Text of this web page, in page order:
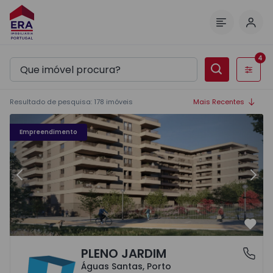
Filtros
4
Resultado de pesquisa: 178 imóveis Mais Recentes
Empreendimento
Fachada PLENO JARDIM - 3
Anterior
Águas Santas, PortoPLENO JARDIM
Águas Santas, Porto